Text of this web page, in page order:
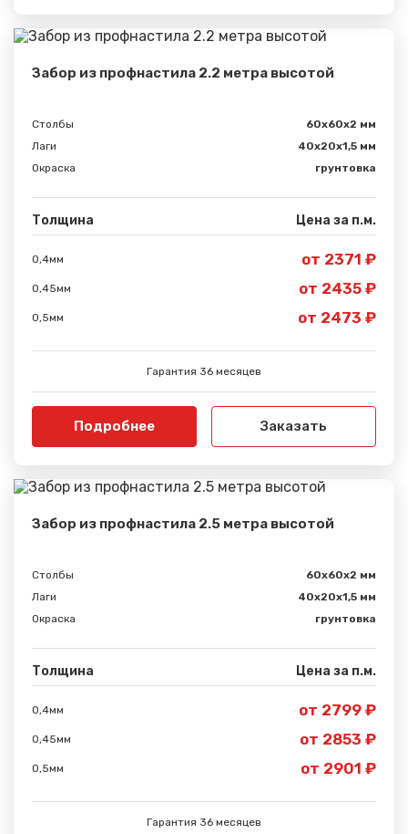
Забор из профнастила 2.2 метра высотой
Столбы
60х60х2 мм
Лаги
40х20х1,5 мм
Окраска
грунтовка
Толщина Цена за п.м.
0,4мм от 2371 ₽
0,45мм от 2435 ₽
0,5мм от 2473 ₽
Гарантия 36 месяцев
Подробнее Заказать
Забор из профнастила 2.5 метра высотой
Столбы
60х60х2 мм
Лаги
40х20х1,5 мм
Окраска
грунтовка
Толщина Цена за п.м.
0,4мм от 2799 ₽
0,45мм от 2853 ₽
0,5мм от 2901 ₽
Гарантия 36 месяцев